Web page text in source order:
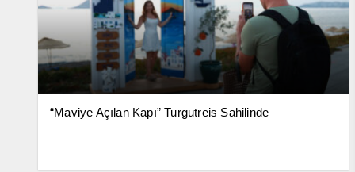
“Maviye Açılan Kapı” Turgutreis Sahilinde